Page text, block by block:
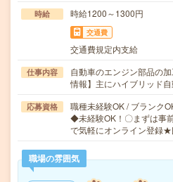
時給 時給1200～1300円
交通費
交通費規定内支給
仕事内容
自動車のエンジン部品の
情報】主にハイブリッド
応募資格
職種未経験OK / ブランク
◆未経験OK！〇まずは事
で気軽にオンライン登録
職場の雰囲気